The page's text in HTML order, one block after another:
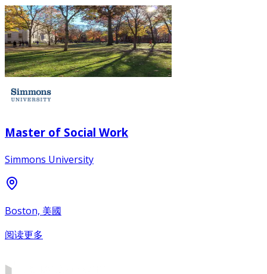
Master of Social Work
Simmons University
Boston, 美國
阅读更多